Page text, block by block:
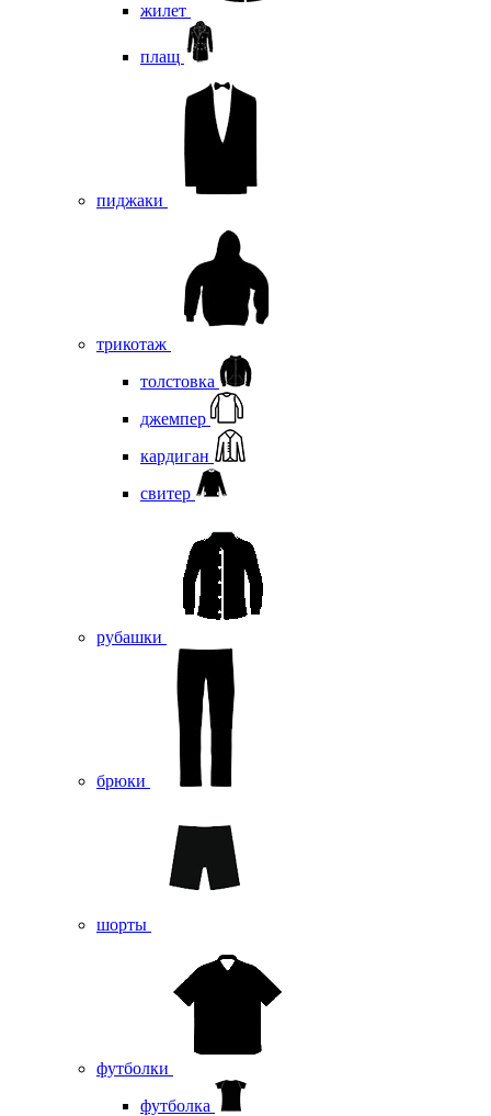
жилет
плащ
пиджаки
трикотаж
толстовка
джемпер
кардиган
свитер
рубашки
брюки
шорты
футболки
футболка